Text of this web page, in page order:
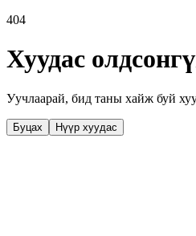
404
Хуудас
Уучлаарай, бид таны хайж буй
Буцах Нүүр хуудас